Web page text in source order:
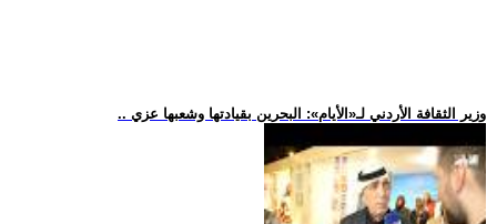
.. وزير الثقافة الأردني لـ«الأيام»: البحرين بقيادتها وشعبها عزي